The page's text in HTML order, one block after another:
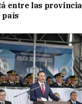
entre las
país